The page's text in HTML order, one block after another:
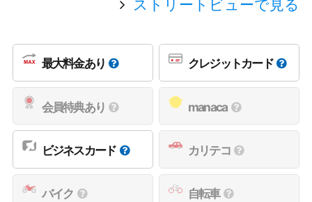
ストリートビューで見る
最大料金あり クレジットカード
会員特典あり manaca
ビジネスカード カリテコ
バイク 自転車